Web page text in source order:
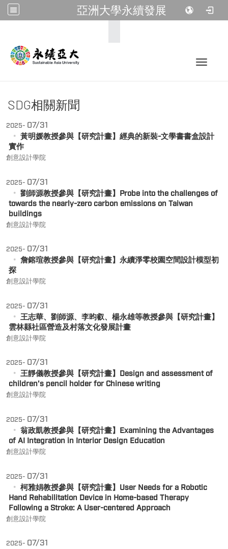
亞洲大學永續發展
Toggle
SDG相關新聞
2025- 07/31
黃明媛教授參與【研究計畫】經典的新裝-文學書書盒設計
實作
創意設計學院
2025- 07/31
劉師源教授參與【研究計畫】Probe into the challenges of
towards the nearly-zero carbon emissions on Taiwan
buildings
創意設計學院
2025- 07/31
詹鎔瑄教授參與【研究計畫】永續淨零校園空間設計模型初
探
創意設計學院
2025- 07/31
王志華、劉師源、李昀叡、楊永雄等教授參與【研究計畫】
雲林縣社區營造及村落文化發展計畫
創意設計學院
2025- 07/31
王靜儀教授參與【研究計畫】Design and assessment of
children's pencil holder for Chinese writing
創意設計學院
2025- 07/31
翁政凱教授參與【研究計畫】Examining the Advantages
of AI Integration in Interior Design Education
創意設計學院
2025- 07/31
柯雅娟教授參與【研究計畫】User Needs for a Robotic
Hand Rehabilitation Device in Home-based Therapy
Following a Stroke: A User-centered Approach
創意設計學院
2025- 07/31